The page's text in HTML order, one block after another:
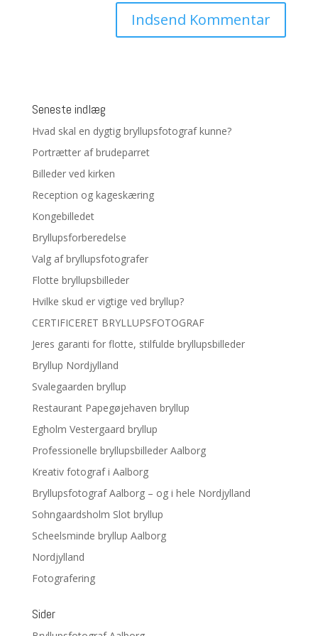
Seneste indlæg
Hvad skal en dygtig bryllupsfotograf kunne?
Portrætter af brudeparret
Billeder ved kirken
Reception og kageskæring
Kongebilledet
Bryllupsforberedelse
Valg af bryllupsfotografer
Flotte bryllupsbilleder
Hvilke skud er vigtige ved bryllup?
CERTIFICERET BRYLLUPSFOTOGRAF
Jeres garanti for flotte, stilfulde bryllupsbilleder
Bryllup Nordjylland
Svalegaarden bryllup
Restaurant Papegøjehaven bryllup
Egholm Vestergaard bryllup
Professionelle bryllupsbilleder Aalborg
Kreativ fotograf i Aalborg
Bryllupsfotograf Aalborg – og i hele Nordjylland
Sohngaardsholm Slot bryllup
Scheelsminde bryllup Aalborg
Nordjylland
Fotografering
Sider